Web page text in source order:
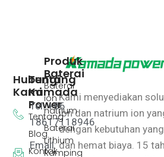
Kami menyediakan
ion dan natrium ion
dengan kebutuhan
dan hemat biaya. 15
Produk
Baterai
Baterai
ion
natrium
Baterai
Lithium
Ramping
Tentang
Kamada
Power
Tentang
Blog
Kontak
Hubungi
Kami
Tel: +86
18617118946
Email: